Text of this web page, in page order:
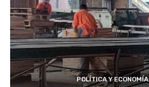
POLÍTICA Y ECONOMÍA